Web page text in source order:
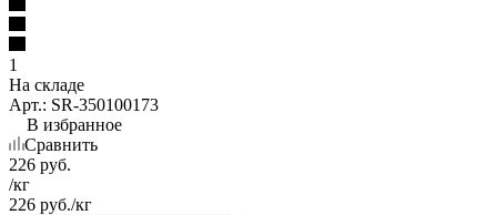
1
На складе
Арт.: SR-350100173
В избранное
Сравнить
226 руб.
/кг
226 руб./кг